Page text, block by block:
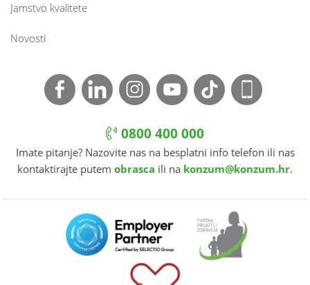
Jamstvo kvalitete
Novosti
0800 400 000
Imate pitanje? Nazovite nas na besplatni info telefon ili nas
kontaktirajte putem obrasca ili na konzum@konzum.hr.